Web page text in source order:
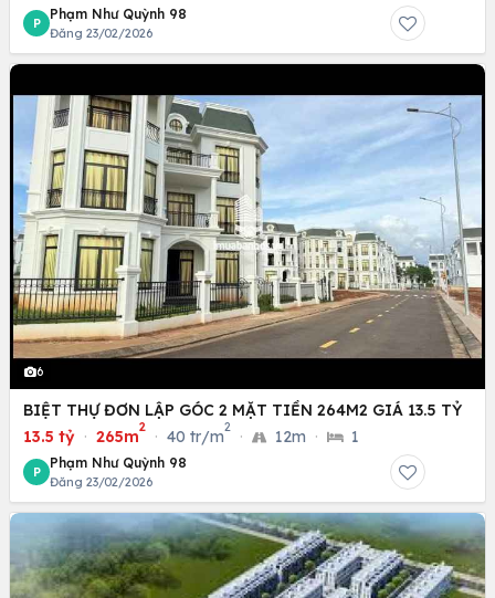
P
Phạm Như Quỳnh 98
Đăng 23/02/2026
6
BIỆT THỰ ĐƠN LẬP GÓC 2 MẶT TIỀN 264M2 GIÁ 13.5 TỶ
13.5 tỷ · 265m
2
· 40 tr/m
2
· 12m · 1
P
Phạm Như Quỳnh 98
Đăng 23/02/2026